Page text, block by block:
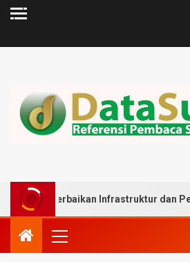
Infrastruktur dan Penyebaran